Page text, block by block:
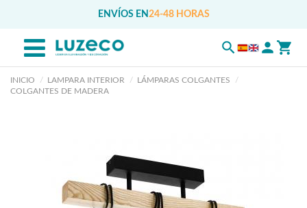
ENVÍOS EN 24-48 HORAS
INICIO LAMPARA INTERIOR
LÁMPARAS COLGANTES
COLGANTES DE MADERA